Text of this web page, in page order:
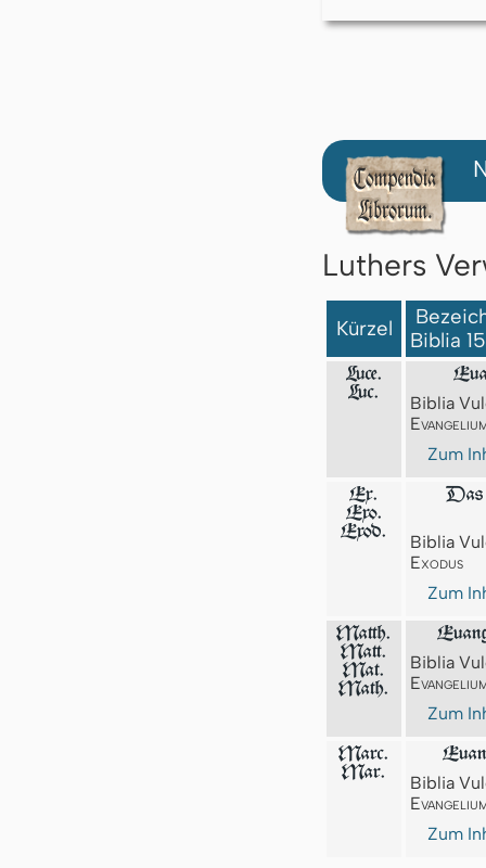
Luthers
Kürzel
Biblia
Luce.
Luc.
Biblia
Zum
Ex.
Exo.
Exod.
Das
Biblia
Exodus
Zum
Matth.
Matt.
Mat.
Math.
Biblia
Zum
Marc.
Mar.
Biblia
Zum